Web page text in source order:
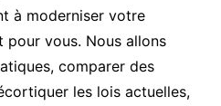
à moderniser votre
pour vous. Nous allons
comparer des
les lois actuelles,